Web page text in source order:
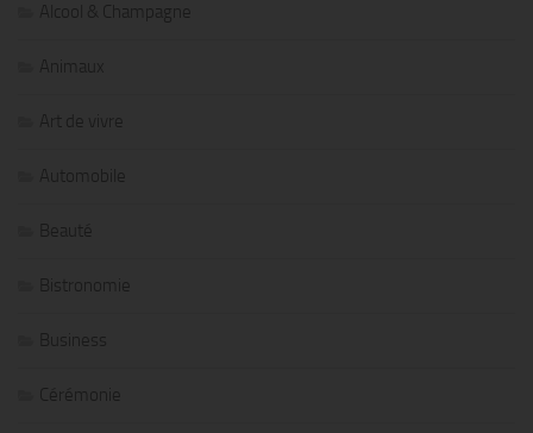
Alcool & Champagne
Animaux
Art de vivre
Automobile
Beauté
Bistronomie
Business
Cérémonie